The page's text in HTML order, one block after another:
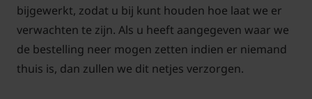
bijgewerkt, zodat u bij kunt houden hoe laat we er
verwachten te zijn. Als u heeft aangegeven waar we
de bestelling neer mogen zetten indien er niemand
thuis is, dan zullen we dit netjes verzorgen.